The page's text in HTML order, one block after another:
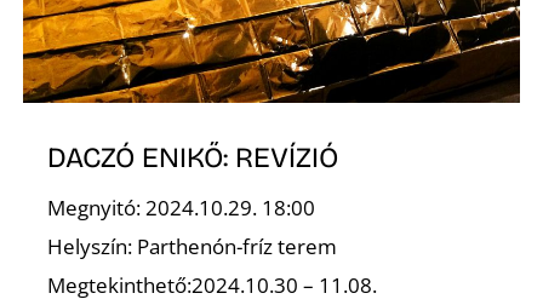
DACZÓ ENIKŐ: REVÍZIÓ
Megnyitó: 2024.10.29. 18:00
Helyszín: Parthenón-fríz terem
Megtekinthető:2024.10.30 – 11.08.